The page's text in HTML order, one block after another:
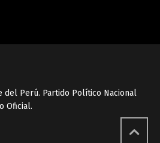
del Perú. Partido Político Nacional
Oficial.